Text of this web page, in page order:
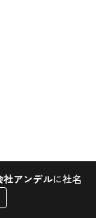
社アンデルに社名